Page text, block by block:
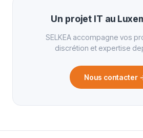
Un projet IT au
SELKEA accompagne vos
discrétion et expertise
Nous contacter